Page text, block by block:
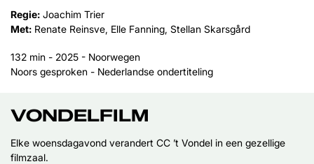
Regie: Joachim Trier
Met: Renate Reinsve, Elle Fanning, Stellan Skarsgård
132 min - 2025 - Noorwegen
Noors gesproken - Nederlandse ondertiteling
VONDELFILM
Elke woensdagavond verandert CC ’t Vondel in een gezellige
filmzaal.